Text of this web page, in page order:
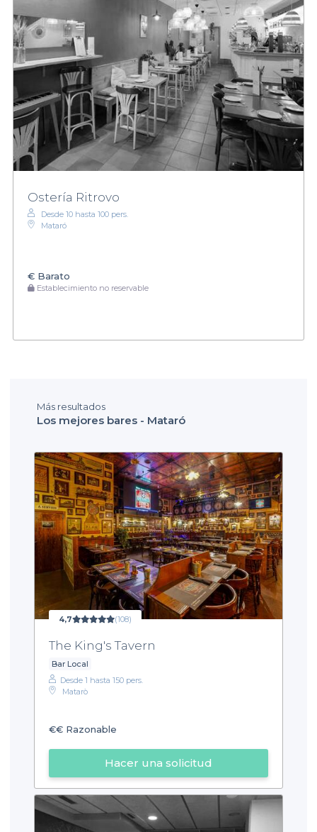
Ostería Ritrovo
Desde 10 hasta 100 pers.
Mataró
€ Barato
Establecimiento no reservable
Más resultados
Los mejores bares - Mataró
4,7 (108)
The King's Tavern
Bar Local
Desde 1 hasta 150 pers.
Matarò
€€ Razonable
Hacer una solicitud